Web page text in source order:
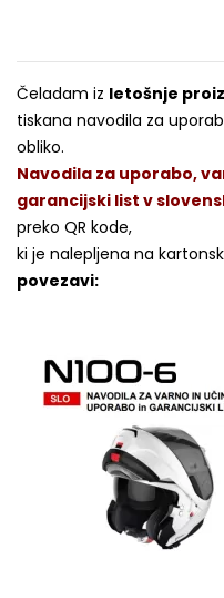
Čeladam iz letošnje
tiskana navodila za
obliko.
Navodila za uporabo,
garancijski list v
preko QR kode,
ki je nalepljena na
povezavi: